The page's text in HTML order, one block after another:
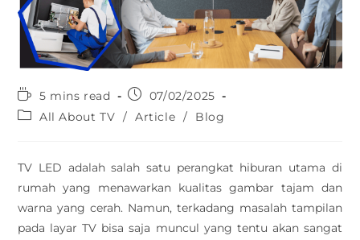
5 mins read
07/02/2025
All About TV / Article / Blog
TV LED adalah salah satu perangkat hiburan utama di
rumah yang menawarkan kualitas gambar tajam dan
warna yang cerah. Namun, terkadang masalah tampilan
pada layar TV bisa saja muncul yang tentu akan sangat